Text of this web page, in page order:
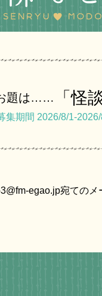
題は…… 「怪
集期間 2026/8/1-
egao.jp宛ての